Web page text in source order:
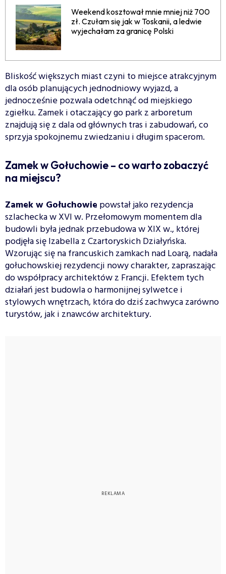
Weekend kosztował mnie mniej niż 700
zł. Czułam się jak w Toskanii, a ledwie
wyjechałam za granicę Polski
Bliskość większych miast czyni to miejsce atrakcyjnym
dla osób planujących jednodniowy wyjazd, a
jednocześnie pozwala odetchnąć od miejskiego
zgiełku. Zamek i otaczający go park z arboretum
znajdują się z dala od głównych tras i zabudowań, co
sprzyja spokojnemu zwiedzaniu i długim spacerom.
Zamek w Gołuchowie – co warto zobaczyć
na miejscu?
Zamek w Gołuchowie powstał jako rezydencja
szlachecka w XVI w. Przełomowym momentem dla
budowli była jednak przebudowa w XIX w., której
podjęła się Izabella z Czartoryskich Działyńska.
Wzorując się na francuskich zamkach nad Loarą, nadała
gołuchowskiej rezydencji nowy charakter, zapraszając
do współpracy architektów z Francji. Efektem tych
działań jest budowla o harmonijnej sylwetce i
stylowych wnętrzach, która do dziś zachwyca zarówno
turystów, jak i znawców architektury.